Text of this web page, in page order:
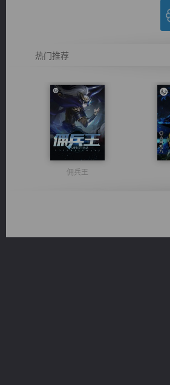
热门推荐
佣兵王